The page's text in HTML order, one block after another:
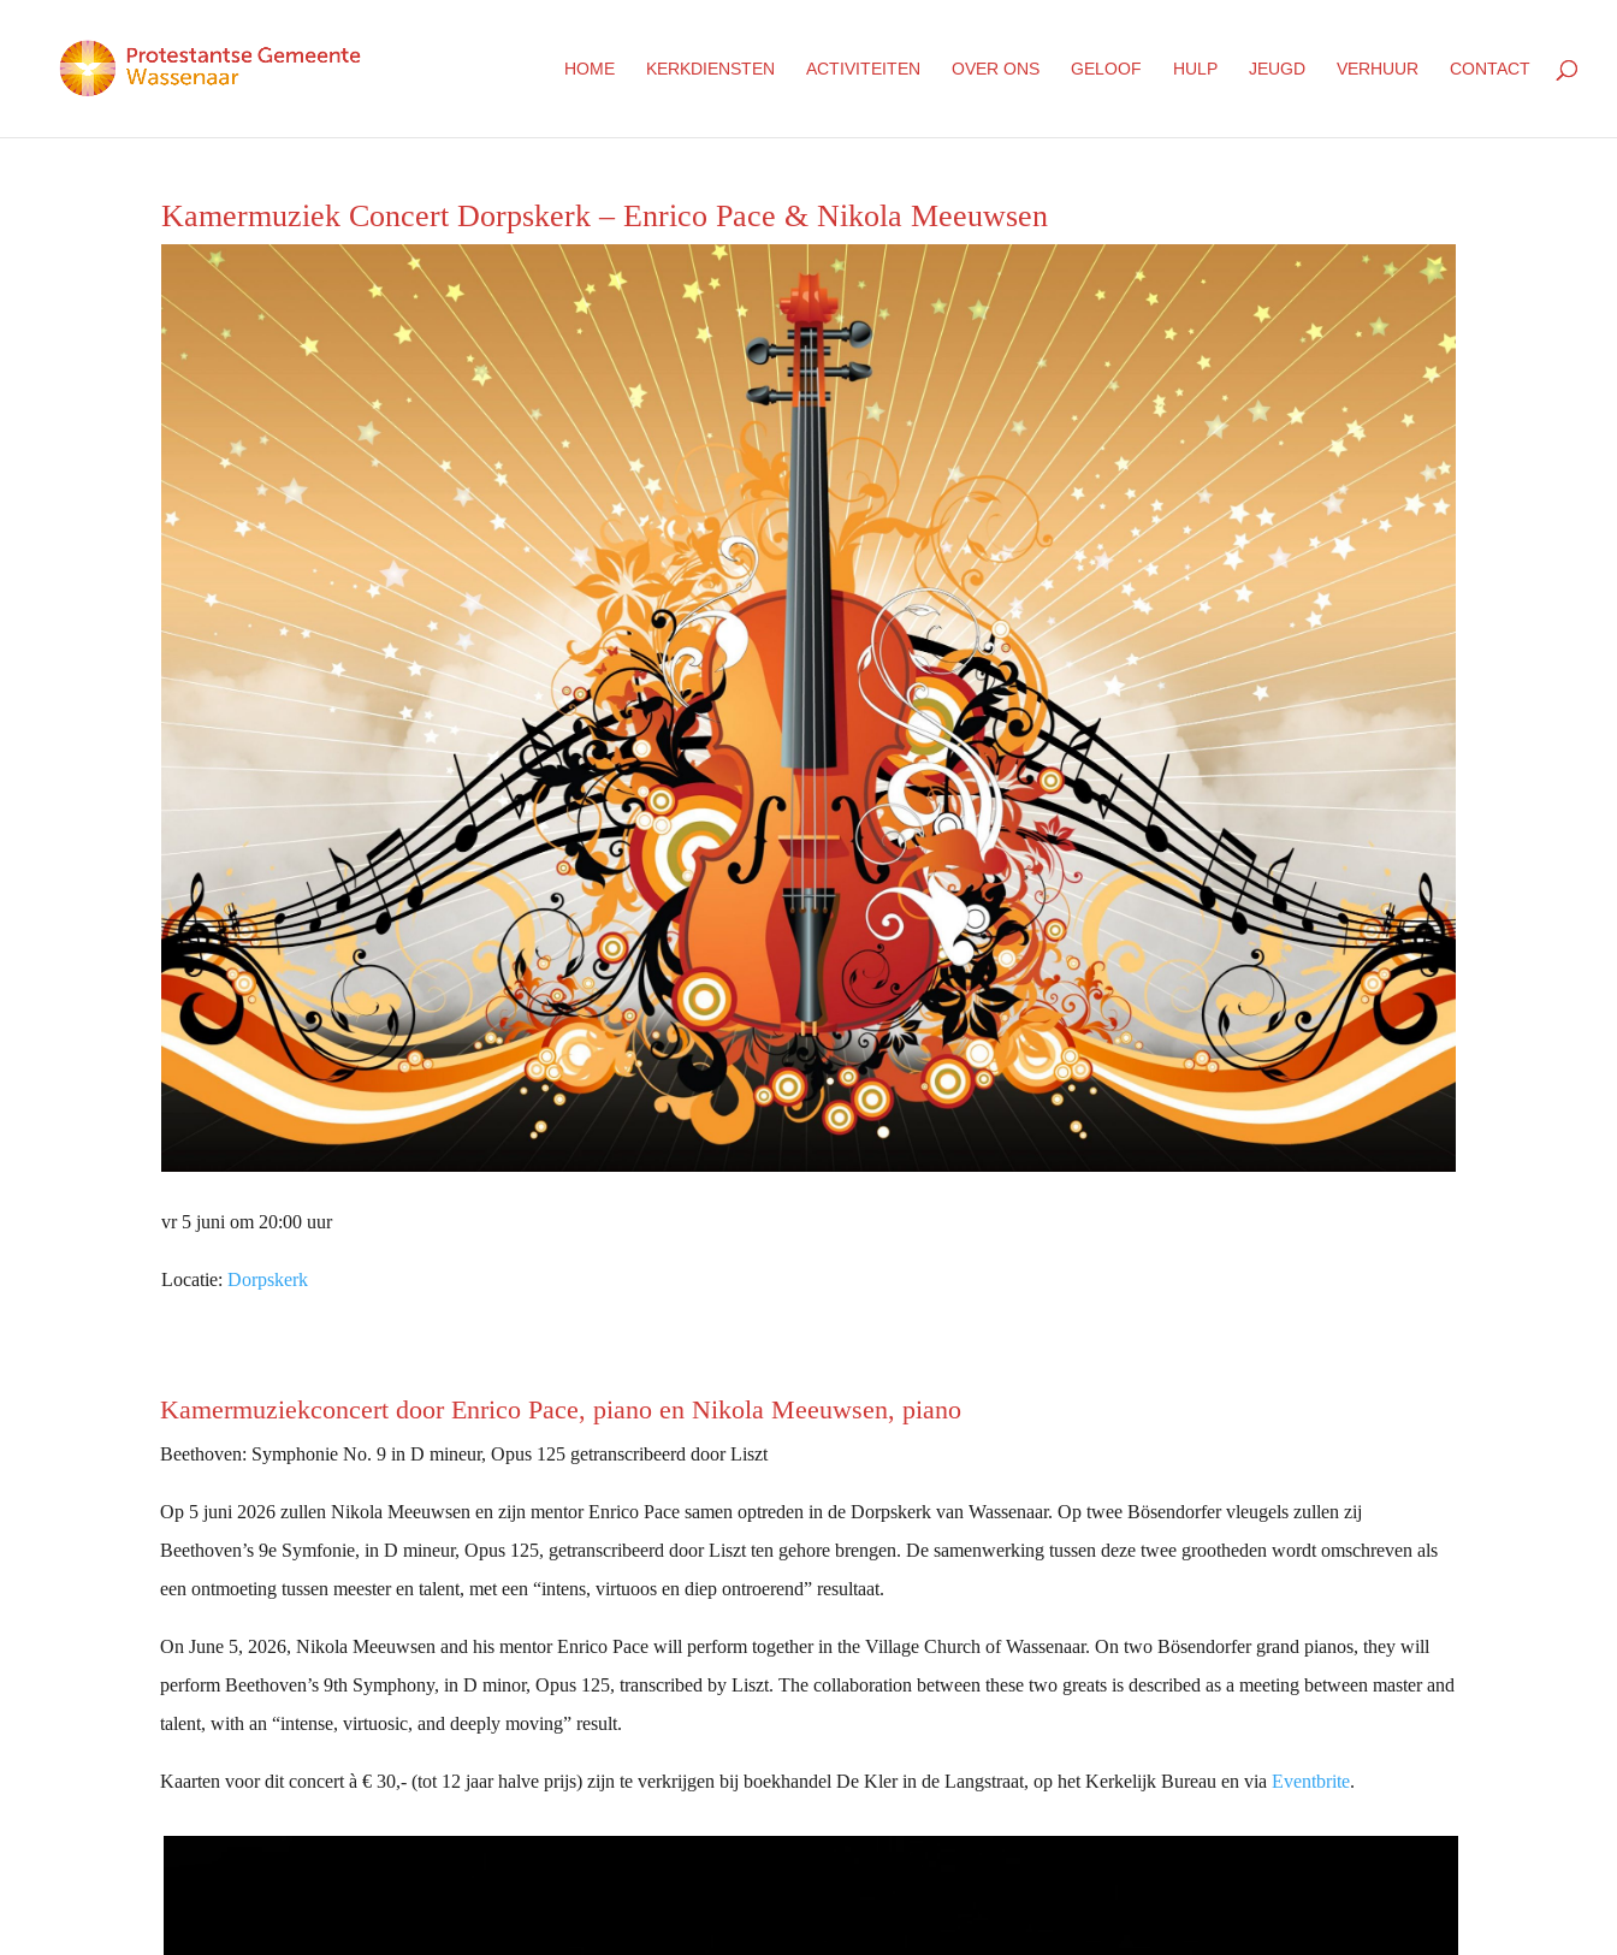
HOME KERKDIENSTEN ACTIVITEITEN OVER ONS GELOOF HULP JEUGD VERHUUR CONTACT
Kamermuziek Concert Dorpskerk – Enrico Pace & Nikola Meeuwsen
vr 5 juni om 20:00 uur
Locatie:Dorpskerk
Kamermuziekconcert door Enrico Pace, piano en Nikola Meeuwsen, piano
Beethoven: Symphonie No. 9 in D mineur, Opus 125 getranscribeerd door Liszt
Op 5 juni 2026 zullen Nikola Meeuwsen en zijn mentor Enrico Pace samen optreden in de Dorpskerk van Wassenaar. Op twee Bösendorfer vleugels zullen zij
Beethoven’s 9e Symfonie, in D mineur, Opus 125, getranscribeerd door Liszt ten gehore brengen. De samenwerking tussen deze twee grootheden wordt omschreven als
een ontmoeting tussen meester en talent, met een “intens, virtuoos en diep ontroerend” resultaat.
On June 5, 2026, Nikola Meeuwsen and his mentor Enrico Pace will perform together in the Village Church of Wassenaar. On two Bösendorfer grand pianos, they will
perform Beethoven’s 9th Symphony, in D minor, Opus 125, transcribed by Liszt. The collaboration between these two greats is described as a meeting between master and
talent, with an “intense, virtuosic, and deeply moving” result.
Kaarten voor dit concert à € 30,- (tot 12 jaar halve prijs) zijn te verkrijgen bij boekhandel De Kler in de Langstraat, op het Kerkelijk Bureau en viaEventbrite.